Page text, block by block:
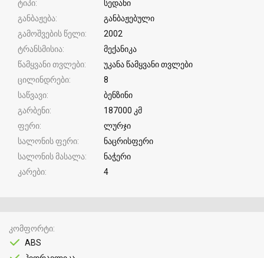
ტიპი
სედანი
განბაჟება
განბაჟებული
გამოშვების წელი
2002
ტრანსმისია
მექანიკა
წამყვანი თვლები
უკანა წამყვანი თვლები
ცილინდრები
8
საწვავი
ბენზინი
გარბენი
187000 კმ
ფერი
ლურჯი
სალონის ფერი
ნაცრისფერი
სალონის მასალა
ნაჭერი
კარები
4
კომფორტი
ABS